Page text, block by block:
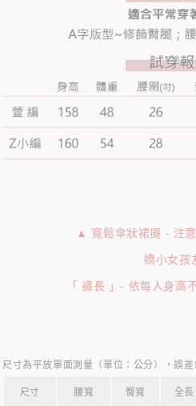
▲ 寬鬆傘狀裙擺 - 注
嬌小女孩
「 褲長 」- 依每人身高
尺寸為平放單面測量（單位：公分），誤
尺寸 腰寬 臀寬 全長